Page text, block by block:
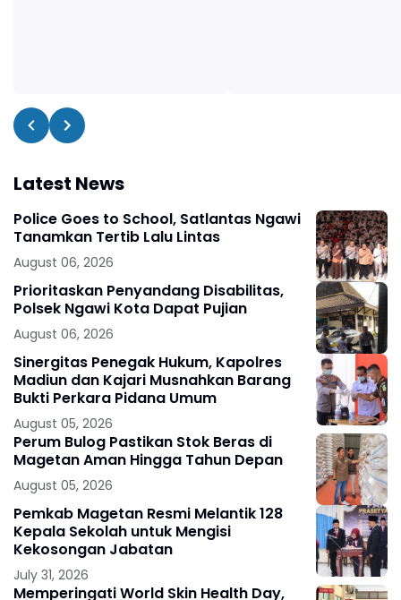
Latest News
Police Goes to School, Satlantas Ngawi
Tanamkan Tertib Lalu Lintas
August 06, 2026
Prioritaskan Penyandang Disabilitas,
Polsek Ngawi Kota Dapat Pujian
August 06, 2026
Sinergitas Penegak Hukum, Kapolres
Madiun dan Kajari Musnahkan Barang
Bukti Perkara Pidana Umum
August 05, 2026
Perum Bulog Pastikan Stok Beras di
Magetan Aman Hingga Tahun Depan
August 05, 2026
Pemkab Magetan Resmi Melantik 128
Kepala Sekolah untuk Mengisi
Kekosongan Jabatan
July 31, 2026
Memperingati World Skin Health Day,